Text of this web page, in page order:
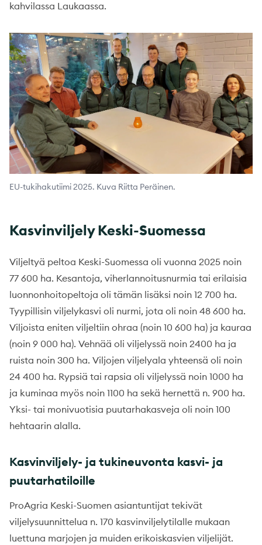
kahvilassa Laukaassa.
EU-tukihakutiimi 2025. Kuva Riitta Peräinen.
Kasvinviljely Keski-Suomessa
Viljeltyä peltoa Keski-Suomessa oli vuonna 2025 noin
77 600 ha. Kesantoja, viherlannoitusnurmia tai erilaisia
luonnonhoitopeltoja oli tämän lisäksi noin 12 700 ha.
Tyypillisin viljelykasvi oli nurmi, jota oli noin 48 600 ha.
Viljoista eniten viljeltiin ohraa (noin 10 600 ha) ja kauraa
(noin 9 000 ha). Vehnää oli viljelyssä noin 2400 ha ja
ruista noin 300 ha. Viljojen viljelyala yhteensä oli noin
24 400 ha. Rypsiä tai rapsia oli viljelyssä noin 1000 ha
ja kuminaa myös noin 1100 ha sekä hernettä n. 900 ha.
Yksi- tai monivuotisia puutarhakasveja oli noin 100
hehtaarin alalla.
Kasvinviljely- ja tukineuvonta kasvi- ja
puutarhatiloille
ProAgria Keski-Suomen asiantuntijat tekivät
viljelysuunnittelua n. 170 kasvinviljelytilalle mukaan
luettuna marjojen ja muiden erikoiskasvien viljelijät.